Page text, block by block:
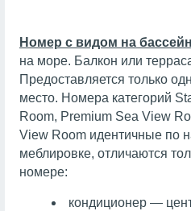
Номер с видом на бассейн
на море. Балкон или
Предоставляется только
место. Номера категорий
Room, Premium Sea View
View Room идентичные по
меблировке, отличаются
номере:
кондиционер —